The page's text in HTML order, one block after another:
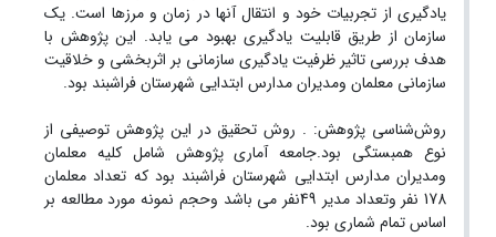
یادگیری از تجربیات خود و انتقال آنها در زمان و مرزها است. یک
سازمان از طریق قابلیت یادگیری بهبود می یابد. این پژوهش با
هدف بررسی تاثیر ظرفیت یادگیری سازمانی بر اثربخشی و خلاقیت
سازمانی معلمان ومدیران مدارس ابتدایی شهرستان فراشبند بود.
روش‌شناسی پژوهش: . روش تحقیق در این پژوهش توصیفی از
نوع همبستگی بود.جامعه آماری پژوهش شامل کلیه معلمان
ومدیران مدارس ابتدایی شهرستان فراشبند بود که تعداد معلمان
178 نفر وتعداد مدیر 49نفر می باشد وحجم نمونه مورد مطالعه بر
اساس تمام شماری بود.